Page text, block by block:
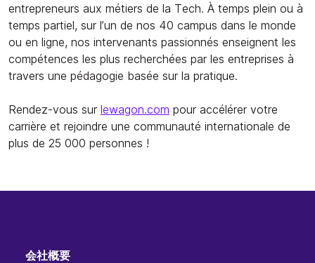
entrepreneurs aux métiers de la Tech. À temps plein ou à
temps partiel, sur l’un de nos 40 campus dans le monde
ou en ligne, nos intervenants passionnés enseignent les
compétences les plus recherchées par les entreprises à
travers une pédagogie basée sur la pratique.
Rendez-vous sur lewagon.com pour accélérer votre
carrière et rejoindre une communauté internationale de
plus de 25 000 personnes !
会社概要